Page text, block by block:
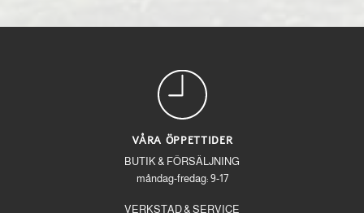
VÅRA ÖPPETTIDER
BUTIK & FÖRSÄLJNING
måndag-fredag: 9-17
VERKSTAD & SERVICE